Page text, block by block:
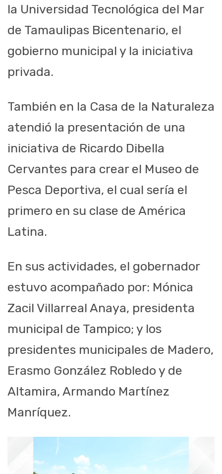
la Universidad Tecnológica del Mar
de Tamaulipas Bicentenario, el
gobierno municipal y la iniciativa
privada.
También en la Casa de la Naturaleza
atendió la presentación de una
iniciativa de Ricardo Dibella
Cervantes para crear el Museo de
Pesca Deportiva, el cual sería el
primero en su clase de América
Latina.
En sus actividades, el gobernador
estuvo acompañado por: Mónica
Zacil Villarreal Anaya, presidenta
municipal de Tampico; y los
presidentes municipales de Madero,
Erasmo González Robledo y de
Altamira, Armando Martínez
Manríquez.